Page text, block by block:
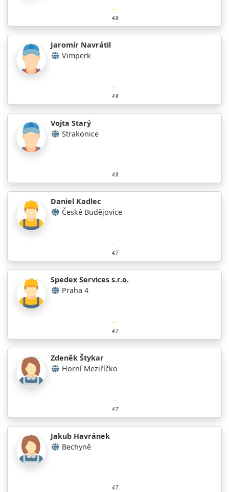
4.8
Jaromír Navrátil
Vimperk
4.8
Vojta Starý
Strakonice
4.8
Daniel Kadlec
České Budějovice
4.7
Spedex Services s.r.o.
Praha 4
4.7
Zdeněk Štykar
Horní Meziříčko
4.7
Jakub Havránek
Bechyně
4.7